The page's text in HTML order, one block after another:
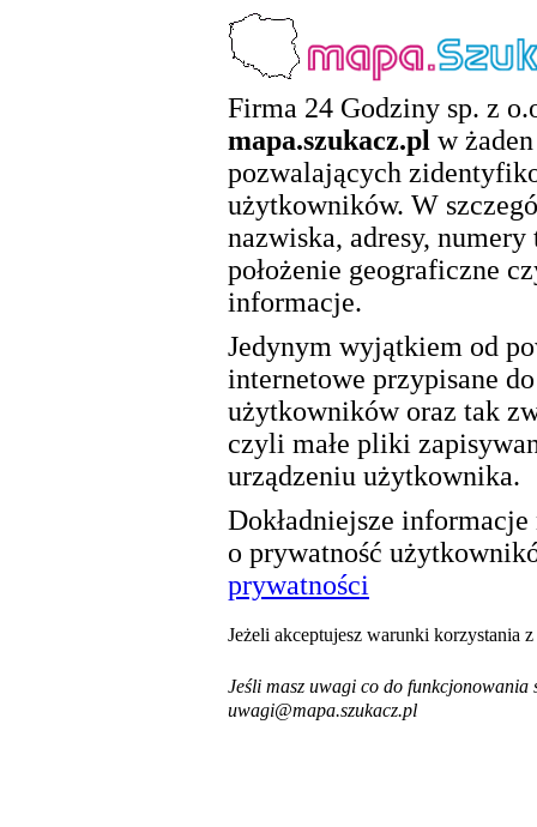
Firma 24 Godziny sp. z
mapa.szukacz.pl w
pozwalających
użytkowników. W
nazwiska, adresy,
położenie geograficzne
informacje.
Jedynym wyjątkiem od
internetowe przypisane
użytkowników oraz tak
czyli małe pliki
urządzeniu użytkownika.
Dokładniejsze
o prywatność
prywatności
Jeżeli akceptujesz warunki korzystania
Jeśli masz uwagi co do funkcjonowania
uwagi@mapa.szukacz.pl